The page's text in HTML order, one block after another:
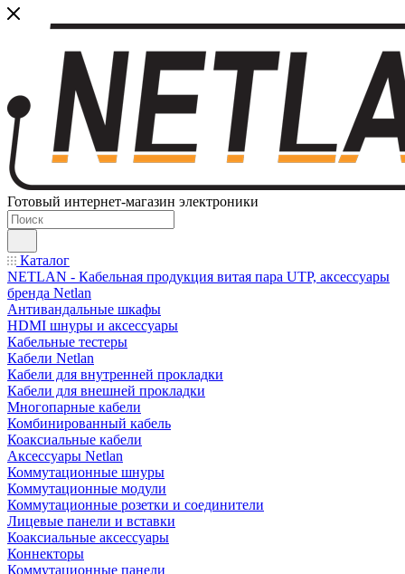
Готовый интернет-магазин электроники
Каталог
NETLAN - Кабельная продукция витая пара UTP, аксессуары
бренда Netlan
Антивандальные шкафы
HDMI шнуры и аксессуары
Кабельные тестеры
Кабели Netlan
Кабели для внутренней прокладки
Кабели для внешней прокладки
Многопарные кабели
Комбинированный кабель
Коаксиальные кабели
Аксессуары Netlan
Коммутационные шнуры
Коммутационные модули
Коммутационные розетки и соединители
Лицевые панели и вставки
Коаксиальные аксессуары
Коннекторы
Коммутационные панели